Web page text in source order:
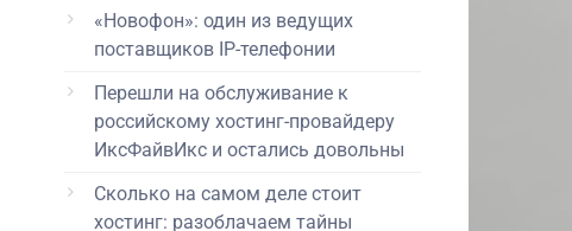
«Новофон»: один из ведущих
поставщиков IP-телефонии
Перешли на обслуживание к
российскому хостинг-провайдеру
ИксФайвИкс и остались довольны
Сколько на самом деле стоит
хостинг: разоблачаем тайны